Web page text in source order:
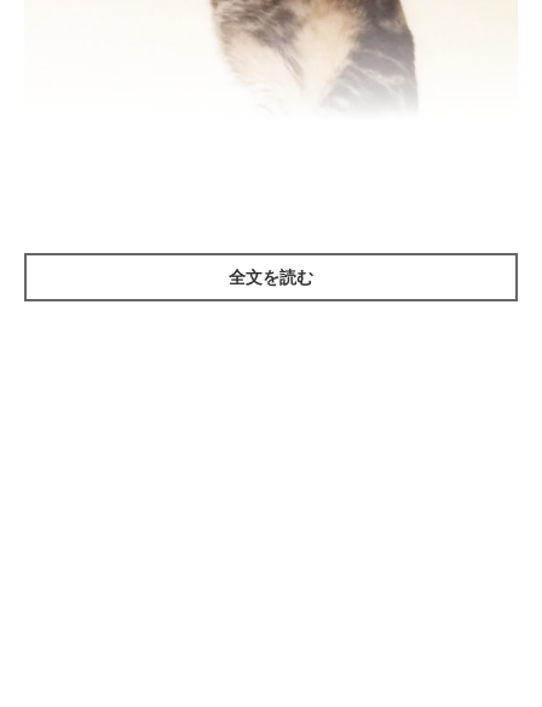
お腹の冷えは人間でも体の調子を崩す原因になる部位。猫の場
合、お腹はたくさんの毛に覆われていますが、じつは隠れた冷え
全文を読む